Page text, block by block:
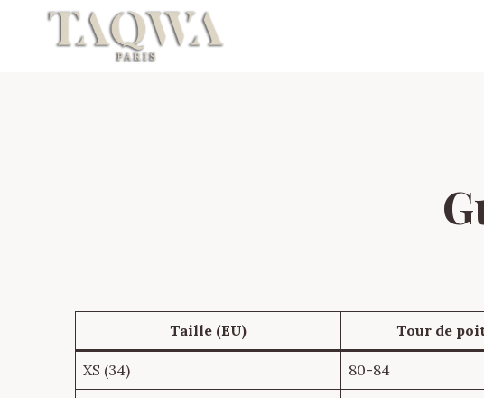
Taille (EU) Tour de
XS (34) 80-84